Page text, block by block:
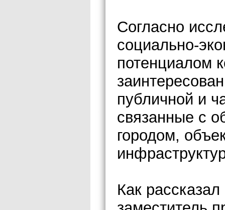
Согласно
социально-
потенциалом
публичной и
связанные с
городом,
Как